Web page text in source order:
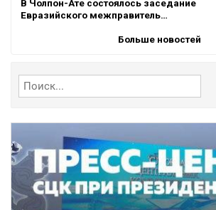
В Чолпон-Ате состоялось заседание
Евразийского межправитель…
Больше новостей